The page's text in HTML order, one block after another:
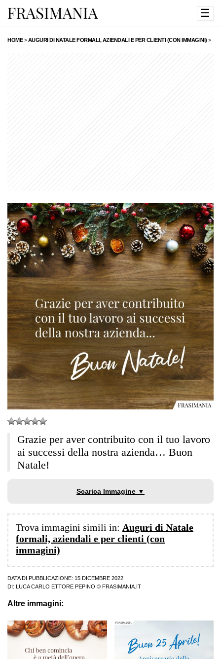
☰
HOME>AUGURI DI NATALE FORMALI, AZIENDALI E PER CLIENTI (CON IMMAGINI) >
Grazie per aver contribuito con il tuo lavoro
ai successi della nostra azienda… Buon
Natale!
Scarica Immagine ▼
Trova immagini simili in: Auguri di Natale
formali, aziendali e per clienti (con
immagini)
DATA DI PUBBLICAZIONE: 15 DICEMBRE 2022
DI:
LUCA CARLO ETTORE PEPINO © FRASIMANIA.IT
Altre immagini: